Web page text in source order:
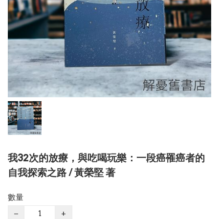
我32次的放療，與吃喝玩樂：一段癌罹癌者的
自我探索之路 / 黃榮堅 著
數量
−
+